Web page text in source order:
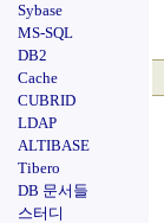
Sybase
MS-SQL
DB2
Cache
CUBRID
LDAP
ALTIBASE
Tibero
DB 문서들
스터디